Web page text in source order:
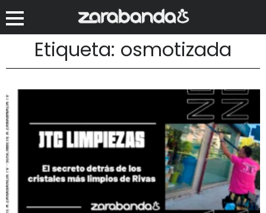
Etiqueta: osmotizada